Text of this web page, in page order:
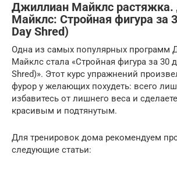
Джиллиан Майклс
Майклс: Стройная фигура за
Day Shred)
Одна из самых популярных программ
Майклс стала «Стройная фигура за 30
Shred)». Этот курс упражнений
фурор у желающих похудеть: всего
избавитесь от лишнего веса и
красивым и подтянутым.
Для тренировок дома рекомендуем
следующие статьи: